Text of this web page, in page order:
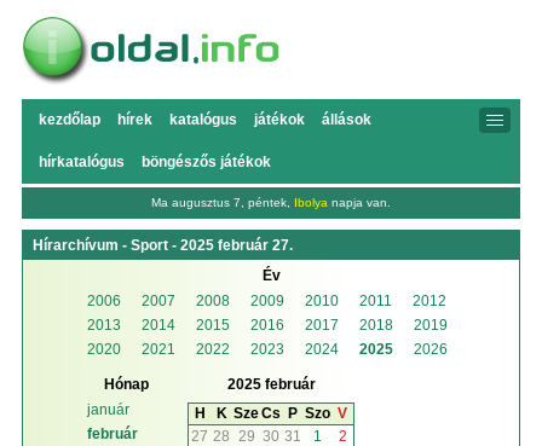
kezdőlap hírek katalógus játékok állások
hírkatalógus böngészős játékok
Ma augusztus 7, péntek, Ibolya napja van.
Hírarchívum - Sport - 2025 február 27.
Év
2006
2007 2008 2009 2010 2011
2012
2013
2014 2015 2016 2017 2018
2019
2020
2021 2022 2023 2024 2025 2026
Hónap
január
február
2025 február
H
K SzeCs P Szo V
27 28 29 30 31 1
2